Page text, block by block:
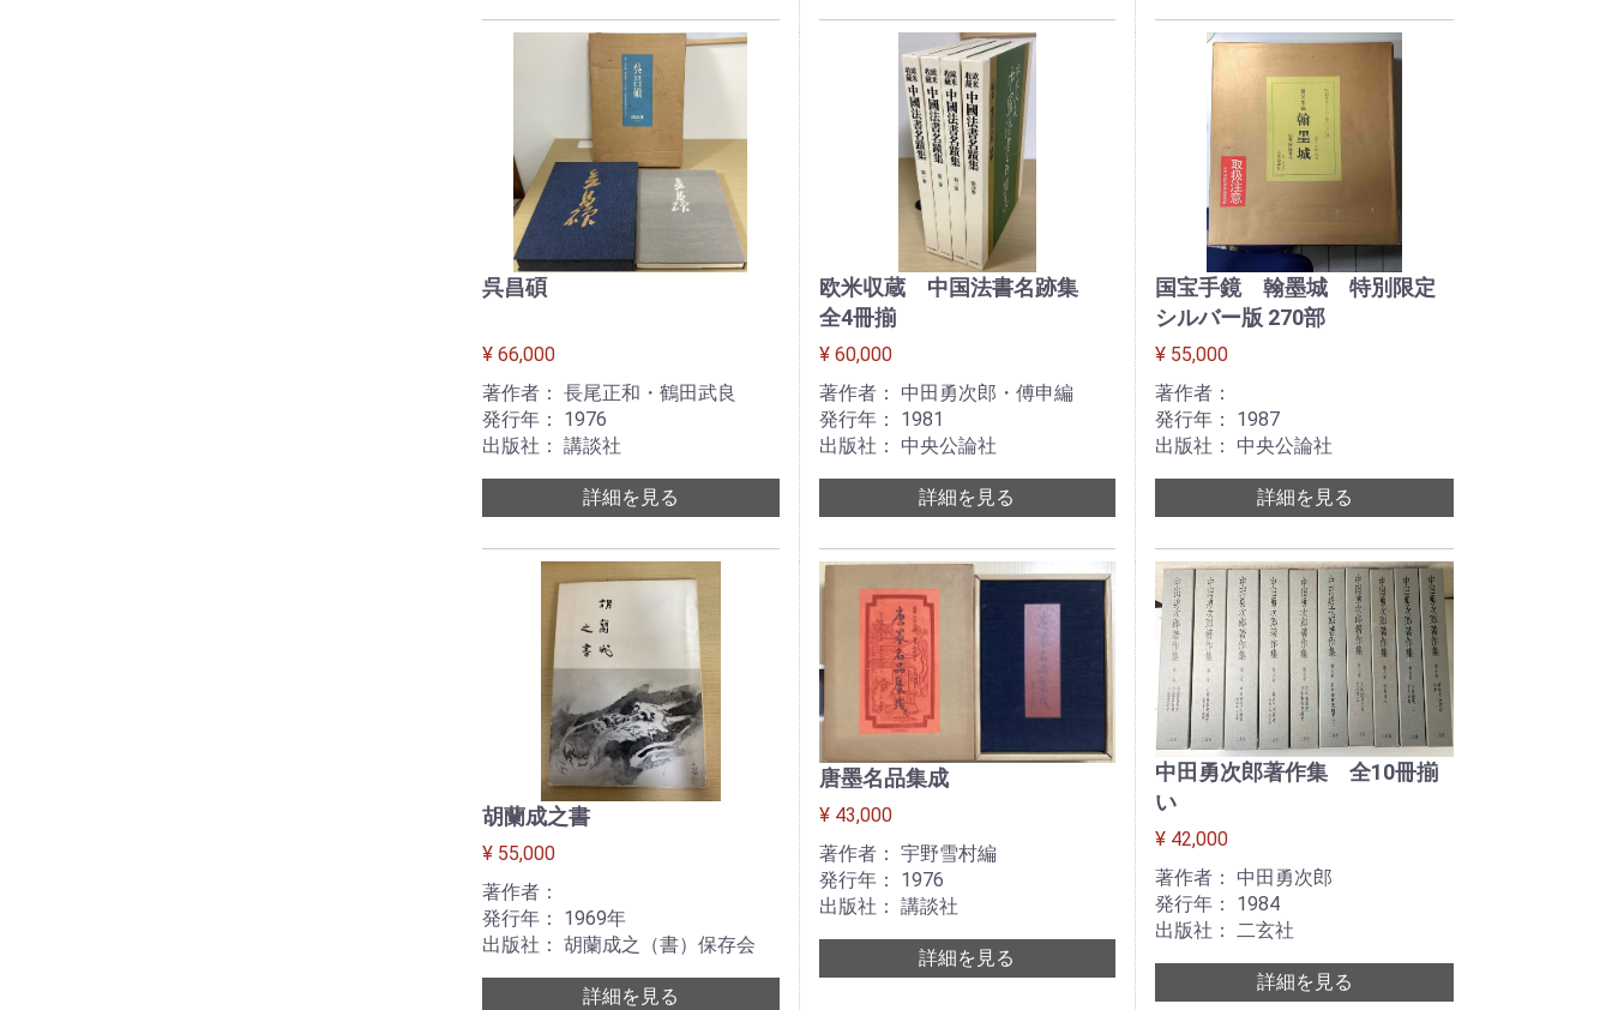
呉昌碩
¥ 66,000
著作者： 長尾正和・鶴田武良
発行年： 1976
出版社： 講談社
詳細を見る
欧米収蔵 中国法書名跡集
全4冊揃
¥ 60,000
著作者： 中田勇次郎・傅申編
発行年： 1981
出版社： 中央公論社
詳細を見る
国宝手鏡 翰墨城 特別限定
シルバー版 270部
¥ 55,000
著作者：
発行年： 1987
出版社： 中央公論社
詳細を見る
胡蘭成之書
¥ 55,000
著作者：
発行年： 1969年
出版社： 胡蘭成之（書）保存会
詳細を見る
唐墨名品集成
¥ 43,000
著作者： 宇野雪村編
発行年： 1976
出版社： 講談社
詳細を見る
中田勇次郎著作集 全10冊揃
い
¥ 42,000
著作者： 中田勇次郎
発行年： 1984
出版社： 二玄社
詳細を見る